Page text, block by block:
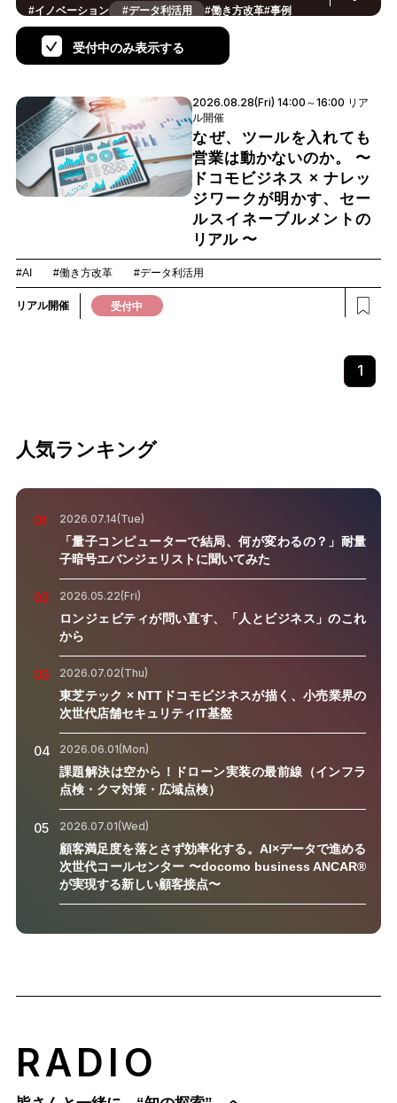
#イノベーション #データ利活用 #働き方改革#事例
#サステナブル#CX/顧客体験#セキュリティ
環境・エネルギー#IoT#メタバース
地方創生 #製造 小売・流通# ロボティクス
スマートインダストリー# 教育#公共#サプライチェーン
#孤独#宇宙
受付中のみ表示する
2026.08.28(Fri) 14:00～16:00 リア
ル開催
なぜ、ツールを入れても
営業は動かないのか。 〜
ドコモビジネス × ナレッ
ジワークが明かす、セー
ルスイネーブルメントの
リアル 〜
#AI #働き方改革 #データ利活用
リアル開催 受付中
1
人気ランキング
01 2026.07.14(Tue)
「量子コンピューターで結局、何が変わるの？」耐量
子暗号エバンジェリストに聞いてみた
02 2026.05.22(Fri)
ロンジェビティが問い直す、「人とビジネス」のこれ
から
03 2026.07.02(Thu)
東芝テック × NTTドコモビジネスが描く、小売業界の
次世代店舗セキュリティIT基盤
04 2026.06.01(Mon)
課題解決は空から！ドローン実装の最前線（インフラ
点検・クマ対策・広域点検）
05 2026.07.01(Wed)
顧客満足度を落とさず効率化する。AI×データで進める
次世代コールセンター 〜docomo business ANCAR®
が実現する新しい顧客接点〜
RADIO